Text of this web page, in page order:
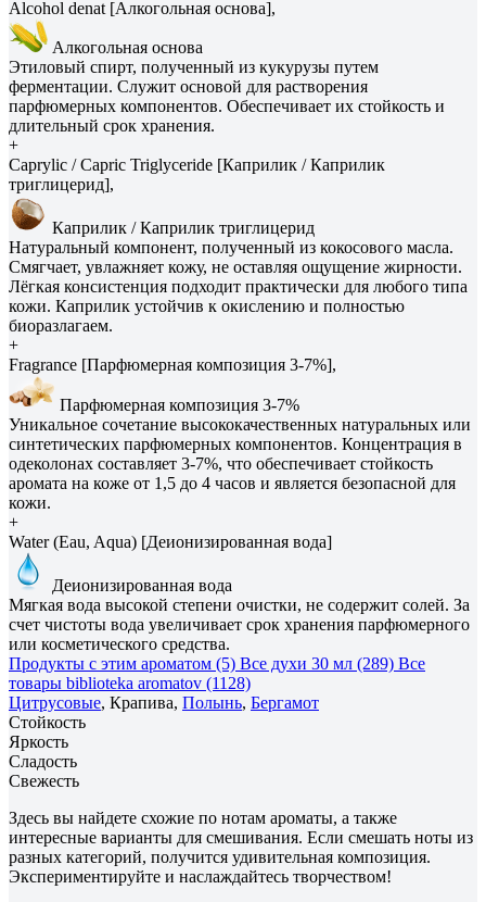
Alcohol denat [Алкогольная основа],
Алкогольная основа
Этиловый спирт, полученный из кукурузы путем
ферментации. Служит основой для растворения
парфюмерных компонентов. Обеспечивает их стойкость и
длительный срок хранения.
+
Caprylic / Capric Triglyceride [Каприлик / Каприлик
триглицерид],
Каприлик / Каприлик триглицерид
Натуральный компонент, полученный из кокосового масла.
Смягчает, увлажняет кожу, не оставляя ощущение жирности.
Лёгкая консистенция подходит практически для любого типа
кожи. Каприлик устойчив к окислению и полностью
биоразлагаем.
+
Fragrance [Парфюмерная композиция 3-7%],
Парфюмерная композиция 3-7%
Уникальное сочетание высококачественных натуральных или
синтетических парфюмерных компонентов. Концентрация в
одеколонах составляет 3-7%, что обеспечивает стойкость
аромата на коже от 1,5 до 4 часов и является безопасной для
кожи.
+
Water (Eau, Aqua) [Деионизированная вода]
Деионизированная вода
Мягкая вода высокой степени очистки, не содержит солей. За
счет чистоты вода увеличивает срок хранения парфюмерного
или косметического средства.
Продукты с этим ароматом (5) Все духи 30 мл (289) Все
товары biblioteka aromatov (1128)
Цитрусовые, Крапива, Полынь, Бергамот
Стойкость
Яркость
Сладость
Свежесть
Здесь вы найдете схожие по нотам ароматы, а также
интересные варианты для смешивания. Если смешать ноты из
разных категорий, получится удивительная композиция.
Экспериментируйте и наслаждайтесь творчеством!